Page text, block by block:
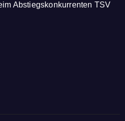
Abstiegskonkurrenten TSV